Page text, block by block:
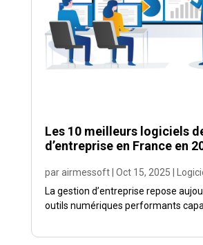
Les 10 meilleurs logiciels
d’entreprise en France en
parairmessoft| Oct 15, 2025 |
La gestion d’entreprise repose
outils numériques performants